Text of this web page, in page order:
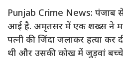
Punjab Crime News: पंजाब
आई है. अमृतसर में एक शख्स ने
पत्नी की जिंदा जलाकर हत्या कर
थी और उसकी कोख में जुड़वां